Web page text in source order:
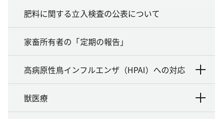
肥料に関する立入検査の公表について
家畜所有者の「定期の報告」
高病原性鳥インフルエンザ（HPAI）への対応
獣医療